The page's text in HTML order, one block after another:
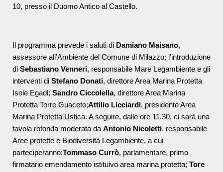
10, presso il Duomo Antico al Castello.
Il programma prevede i saluti di Damiano Maisano,
assessore all’Ambiente del Comune di Milazzo; l’introduzione
di Sebastiano Venneri, responsabile Mare Legambiente e gli
interventi di Stefano Donati, direttore Area Marina Protetta
Isole Egadi; Sandro Ciccolella, direttore Area Marina
Protetta Torre Guaceto;Attilio Licciardi, presidente Area
Marina Protetta Ustica. A seguire, dalle ore 11.30, ci sarà una
tavola rotonda moderata da Antonio Nicoletti, responsabile
Aree protette e Biodiversità Legambiente, a cui
parteciperanno:Tommaso Currò, parlamentare, primo
firmatario emendamento istituivo area marina protetta; Tore